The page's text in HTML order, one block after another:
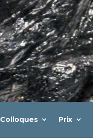
Colloques Prix